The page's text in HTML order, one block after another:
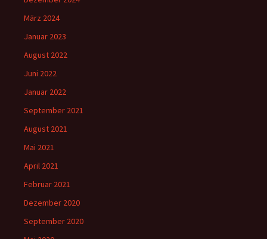
März 2024
Januar 2023
August 2022
Juni 2022
Januar 2022
September 2021
August 2021
Mai 2021
April 2021
Februar 2021
Dezember 2020
September 2020